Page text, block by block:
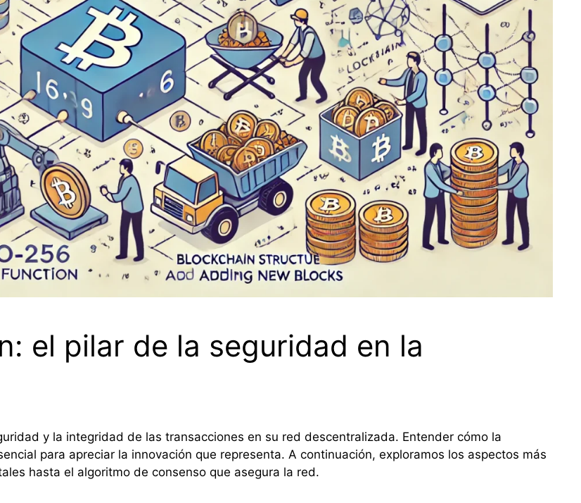
el pilar de la seguridad en la
y la integridad de las transacciones en su red descentralizada. Entender cómo la
para apreciar la innovación que representa. A continuación, exploramos los aspectos más
hasta el algoritmo de consenso que asegura la red.